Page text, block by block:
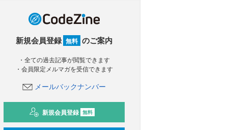
新規会員登録 無料 のご案内
・全ての過去記事が閲覧できます
・会員限定メルマガを受信できます
メールバックナンバー
新規会員登録 無料